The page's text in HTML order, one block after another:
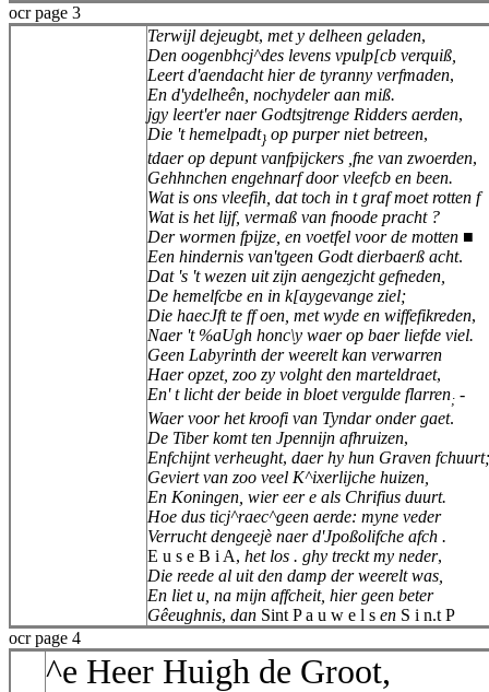
ocr page 3
Terwijl dejeugbt, met y delheen geladen,
Den oogenbhcj^des levens vpulp[cb verquiß,
Leert d'aendacht hier de tyranny verfmaden,
En d'ydelheên, nochydeler aan miß.
jgy leert'er naer Godtsjtrenge Ridders aerden,
Die 't hemelpadt} op purper niet betreen,
tdaer op depunt vanfpijckers ,fne van zwoerden,
Gehhnchen engehnarf door vleefcb en been.
Wat is ons vleefih, dat toch in t graf moet rotten f
Wat is het lijf, vermaß van fnoode pracht ?
Der wormen fpijze, en voetfel voor de motten ■
Een hindernis van'tgeen Godt dierbaerß acht.
Dat 's 't wezen uit zijn aengezjcht gefneden,
De hemelfcbe en in k[aygevange ziel;
Die haecJft te ff oen, met wyde en wiffefikreden,
Naer 't %aUgh honc\y waer op baer liefde viel.
Geen Labyrinth der weerelt kan verwarren
Haer opzet, zoo zy volght den marteldraet,
En' t licht der beide in bloet vergulde flarren; -
Waer voor het kroofi van Tyndar onder gaet.
De Tiber komt ten Jpennijn afhruizen,
Enfchijnt verheught, daer hy hun Graven fchuurt;
Geviert van zoo veel K^ixerlijche huizen,
En Koningen, wier eer e als Chrifius duurt.
Hoe dus ticj^raec^geen aerde: myne veder
Verrucht dengeejè naer d'Jpoßolifche afch .
E u s e B i A, het los . ghy treckt my neder,
Die reede al uit den damp der weerelt was,
En liet u, na mijn affcheit, hier geen beter
Gêeughnis, dan Sint P a u w e l s en S i n.t P
ocr page 4
^e Heer Huigh de Groot,